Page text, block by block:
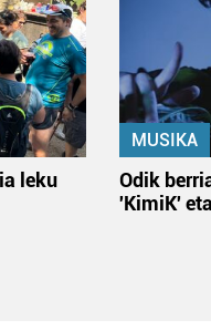
leku
MUSIKA
Odik
'KimiK'